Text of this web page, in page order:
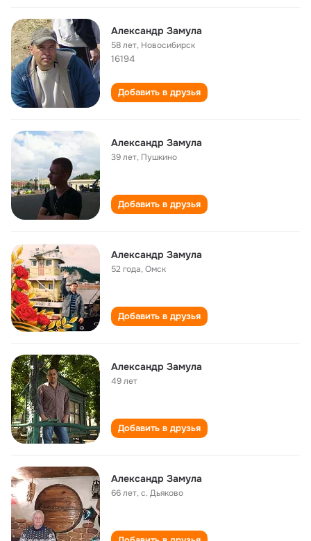
Александр Замула
58 лет, Новосибирск
16194
Добавить в друзья
Александр Замула
39 лет, Пушкино
Добавить в друзья
Александр Замула
52 года,Омск
Добавить в друзья
Александр Замула
49 лет
Добавить в друзья
Александр Замула
66 лет,с. Дьяково